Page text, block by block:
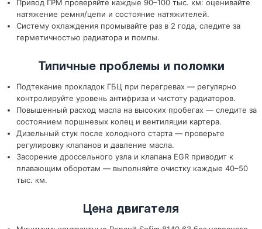
Привод ГРМ проверяйте каждые 90–100 тыс. км: оценивайте
натяжение ремня/цепи и состояние натяжителей.
Систему охлаждения промывайте раз в 2 года, следите за
герметичностью радиатора и помпы.
Типичные проблемы и поломки
Подтекание прокладок ГБЦ при перегревах — регулярно
контролируйте уровень антифриза и чистоту радиаторов.
Повышенный расход масла на высоких пробегах — следите за
состоянием поршневых колец и вентиляции картера.
Дизельный стук после холодного старта — проверьте
регулировку клапанов и давление масла.
Засорение дроссельного узла и клапана EGR приводит к
плавающим оборотам — выполняйте очистку каждые 40–50
тыс. км.
Цена двигателя